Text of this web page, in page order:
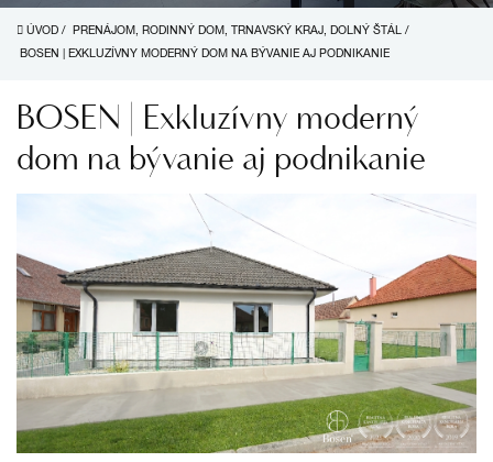
ÚVOD / PRENÁJOM, RODINNÝ DOM, TRNAVSKÝ KRAJ, DOLNÝ ŠTÁL /
BOSEN | EXKLUZÍVNY MODERNÝ DOM NA BÝVANIE AJ PODNIKANIE
BOSEN | Exkluzívny moderný
dom na bývanie aj podnikanie